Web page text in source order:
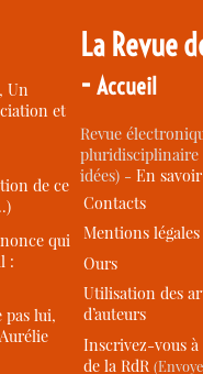
Un
et
de ce
qui
:
pas lui,
La Revue
-Accueil
Revue
idées) -En
Contacts
Mentions légales
Ours
Utilisation des
d’auteurs
Inscrivez-vous
de la RdR